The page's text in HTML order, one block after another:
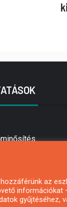
pályázatírás
az
információkat
gyűjtéséhez,